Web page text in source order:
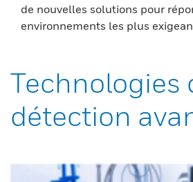
de nouvelles solutions pour
environnements les plus
Technologies
détection